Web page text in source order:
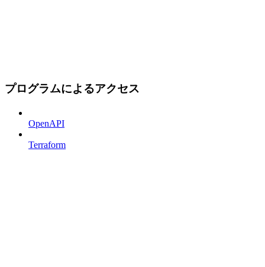
プログラムによるアクセス
OpenAPI
Terraform